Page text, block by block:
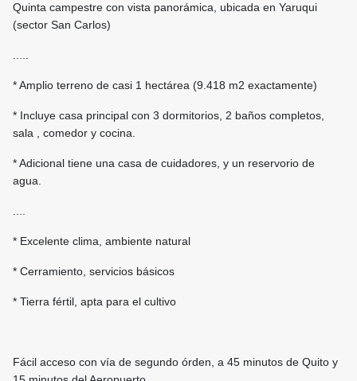
Quinta campestre con vista panorámica, ubicada en Yaruqui
(sector San Carlos)
* Amplio terreno de casi 1 hectárea (9.418 m2 exactamente)
* Incluye casa principal con 3 dormitorios, 2 baños completos,
sala , comedor y cocina.
* Adicional tiene una casa de cuidadores, y un reservorio de
agua.
* Excelente clima, ambiente natural
* Cerramiento, servicios básicos
* Tierra fértil, apta para el cultivo
Fácil acceso con vía de segundo órden, a 45 minutos de Quito y